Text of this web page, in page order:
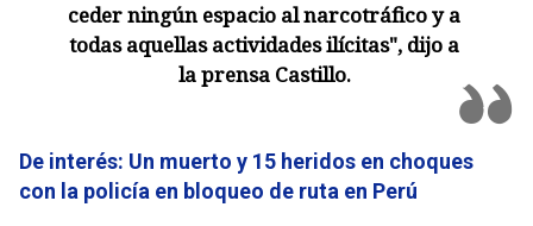
ceder ningún espacio al narcotráfico y a
todas aquellas actividades ilícitas", dijo a
la prensa Castillo.
De interés: Un muerto y 15 heridos en choques
con la policía en bloqueo de ruta en Perú